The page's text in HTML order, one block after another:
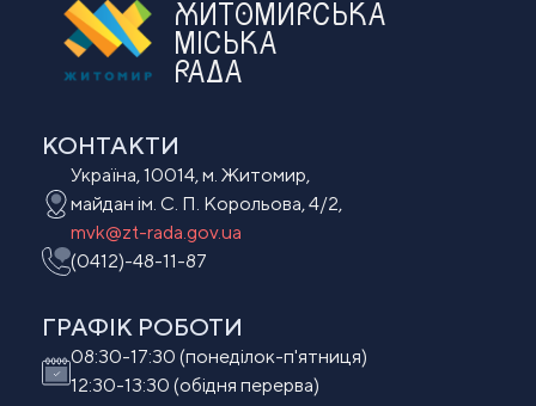
ЖИТОМИРСЬКА
МІСЬКА
РАДА
КОНТАКТИ
Україна, 10014, м. Житомир,
майдан ім. С. П. Корольова, 4/2,
mvk@zt-rada.gov.ua
(0412)-48-11-87
ГРАФІК РОБОТИ
08:30-17:30 (понеділок-п'ятниця)
12:30-13:30 (обідня перерва)